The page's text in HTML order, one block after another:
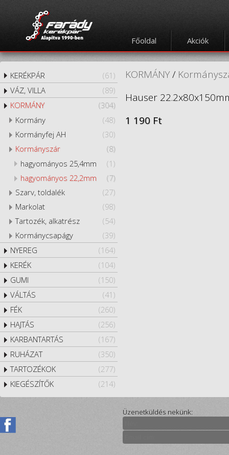
Főoldal Akciók
(61)
KERÉKPÁR
(89)
VÁZ, VILLA
(304)
KORMÁNY
(48)
Kormány
(30)
Kormányfej AH
(8)
Kormányszár
(1)
hagyományos 25,4mm
(7)
hagyományos 22,2mm
(27)
Szarv, toldalék
(98)
Markolat
(54)
Tartozék, alkatrész
(39)
Kormánycsapágy
(164)
NYEREG
(104)
KERÉK
(150)
GUMI
(41)
VÁLTÁS
(260)
FÉK
(256)
HAJTÁS
(167)
KARBANTARTÁS
(350)
RUHÁZAT
(277)
TARTOZÉKOK
(214)
KIEGÉSZÍTŐK
KORMÁNY/
Hauser
1 190 Ft
Üzenetküldés nekünk: